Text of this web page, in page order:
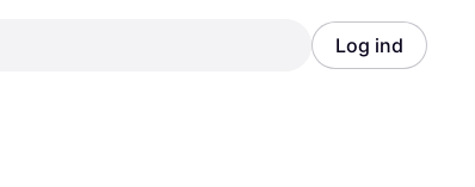
Log ind